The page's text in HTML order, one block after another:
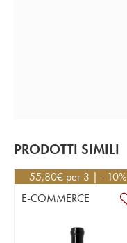
PRODOTTI SIMILI
55,80€ per 3 | - 10%
E-COMMERCE